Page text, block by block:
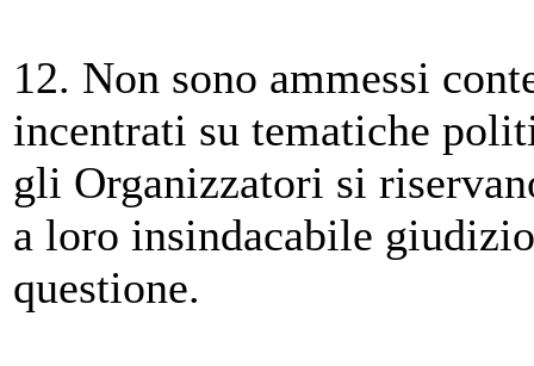
12. Non sono ammessi
incentrati su tematiche
gli Organizzatori si
a loro insindacabile
questione.